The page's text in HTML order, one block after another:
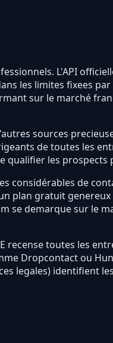
L'API
les limites fixees
sur le marché
sources
de toutes les
les prospects
considérables de
plan gratuit
demarque sur le
recense toutes les
Dropcontact ou
legales) identifient